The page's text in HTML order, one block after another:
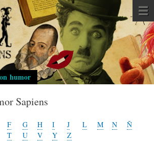
Pasar
al
contenido
principal
humor
Sapiens
F G H I J L M N
Ñ
T U V Y Z